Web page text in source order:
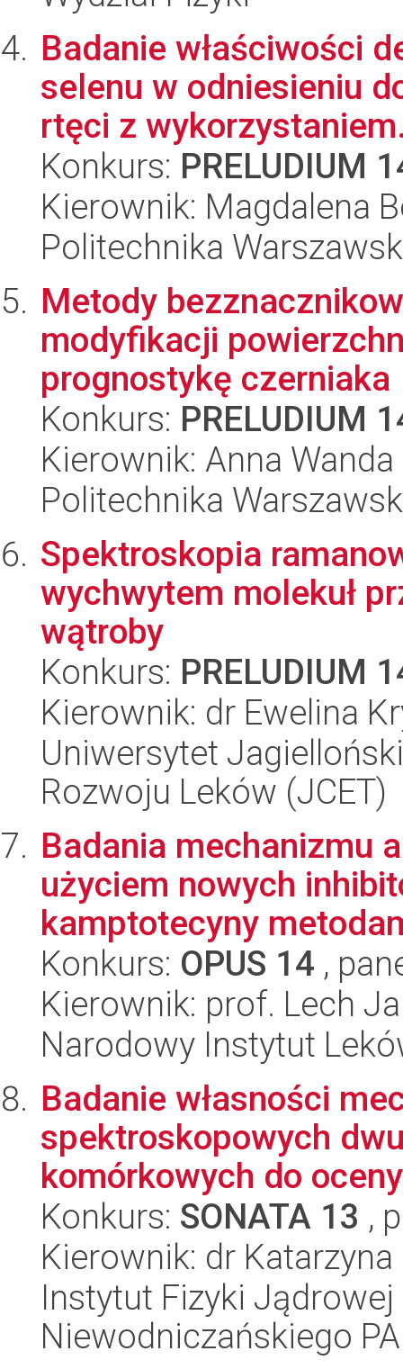
Badanie właściwości
selenu w odniesieniu
rtęci z
Konkurs: PRELUDIUM
Kierownik: Magdalena
Politechnika
Metody
modyfikacji
prognostykę czerniaka
Konkurs: PRELUDIUM
Kierownik: Anna
Politechnika
Spektroskopia
wychwytem molekuł
wątroby
Konkurs: PRELUDIUM
Kierownik: dr Ewelina
Uniwersytet
Rozwoju Leków (JCET)
Badania mechanizmu
użyciem nowych
kamptotecyny
Konkurs: OPUS 14 ,
Kierownik: prof. Lech
Narodowy Instytut
Badanie własności
spektroskopowych
komórkowych do
Konkurs: SONATA 13 ,
Kierownik: dr
Instytut Fizyki
Niewodniczańskiego